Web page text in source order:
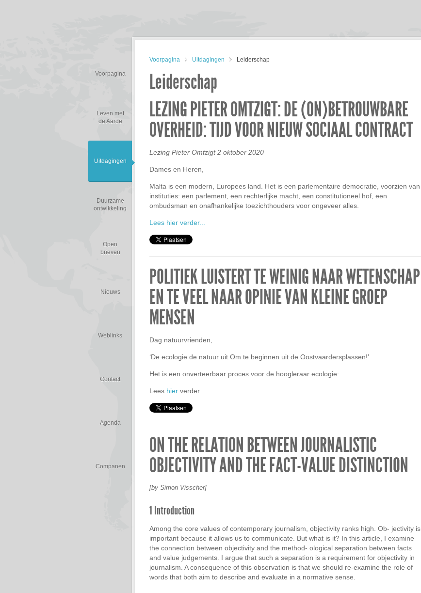
Voorpagina
Leven met
de Aarde
Uitdagingen
Duurzame
ontwikkeling
Open
brieven
Nieuws
Weblinks
Contact
Agenda
Companen
Voorpagina Uitdagingen Leiderschap
Leiderschap
LEZING PIETER OMTZIGT: DE (ON)BETROUWBARE
OVERHEID: TIJD VOOR NIEUW SOCIAAL CONTRACT
Lezing Pieter Omtzigt 2 oktober 2020
Dames en Heren,
Malta is een modern, Europees land. Het is een parlementaire democratie, voorzien van
instituties: een parlement, een rechterlijke macht, een constitutioneel hof, een
ombudsman en onafhankelijke toezichthouders voor ongeveer alles.
Lees hier verder...
POLITIEK LUISTERT TE WEINIG NAAR WETENSCHAP
EN TE VEEL NAAR OPINIE VAN KLEINE GROEP
MENSEN
Dag natuurvrienden,
‘De ecologie de natuur uit.Om te beginnen uit de Oostvaardersplassen!’
Het is een onverteerbaar proces voor de hoogleraar ecologie:
Lees hier verder...
ON THE RELATION BETWEEN JOURNALISTIC
OBJECTIVITY AND THE FACT-VALUE DISTINCTION
[by Simon Visscher]
1 Introduction
Among the core values of contemporary journalism, objectivity ranks high. Ob- jectivity is
important because it allows us to communicate. But what is it? In this article, I examine
the connection between objectivity and the method- ological separation between facts
and value judgements. I argue that such a separation is a requirement for objectivity in
journalism. A consequence of this observation is that we should re-examine the role of
words that both aim to describe and evaluate in a normative sense.